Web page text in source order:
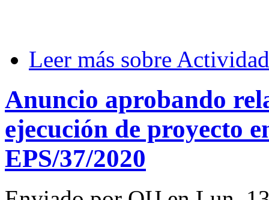
Leer más sobre
Anuncio aprobando
ejecución de proyecto
EPS/37/2020